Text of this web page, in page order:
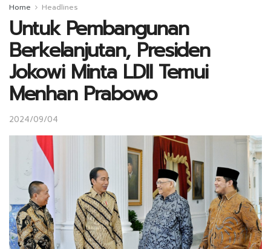
Home Headlines
Untuk Pembangunan
Berkelanjutan, Presiden
Jokowi Minta LDII Temui
Menhan Prabowo
2024/09/04